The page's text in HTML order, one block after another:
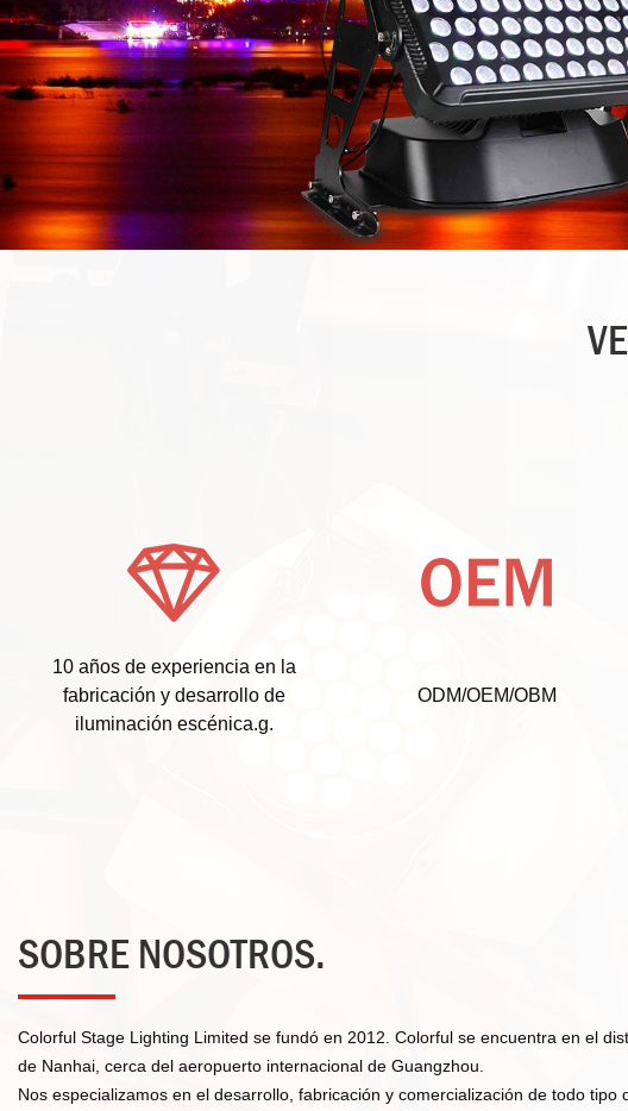
10 años de experiencia en la
fabricación y desarrollo de
iluminación escénica.g.
ODM/OEM/OBM
SOBRE NOSOTROS.
Colorful Stage Lighting Limited se fundó en 2012. Colorful se encuentra en el
de Nanhai, cerca del aeropuerto internacional de Guangzhou.
Nos especializamos en el desarrollo, fabricación y comercialización de todo tipo